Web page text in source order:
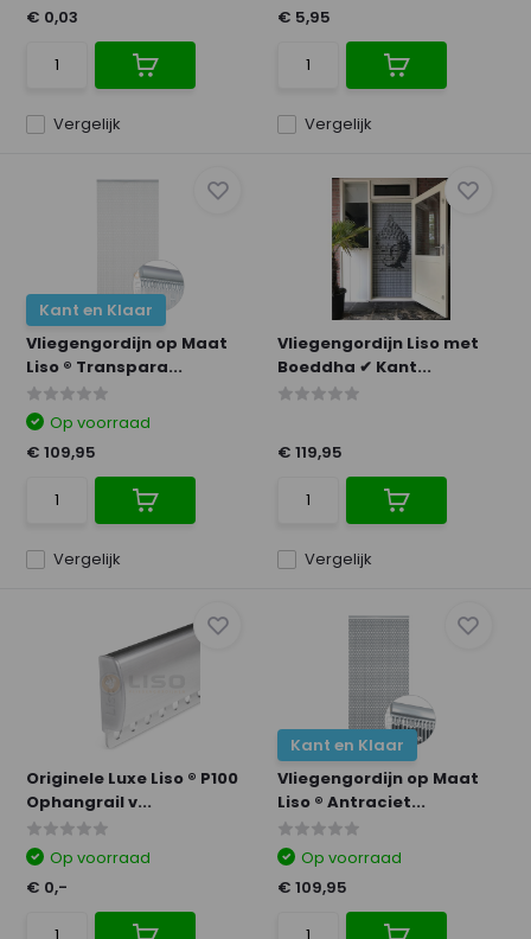
Vergelijk
€ 0,03
Vergelijk
€ 5,95
Kant en Klaar
Vliegengordijn op Maat
Liso ® Transpara...
Vergelijk
Op voorraad
€ 109,95
Vliegengordijn Liso met
Boeddha ✔ Kant...
Vergelijk
€ 119,95
Originele Luxe Liso ® P100
Ophangrail v...
Op voorraad
€ 0,-
Kant en Klaar
Vliegengordijn op Maat
Liso ® Antraciet...
Op voorraad
€ 109,95